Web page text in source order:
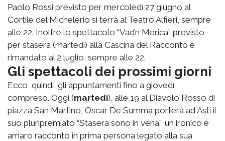
Paolo Rossi previsto per mercoledì 27 giugno al
Cortile del Michelerio si terrà al Teatro Alfieri, sempre
alle 22. Inoltre lo spettacolo “Vad’n Merica” previsto
per stasera (martedì) alla Cascina del Racconto è
rimandato al 2 luglio, sempre alle 22.
Gli spettacoli dei prossimi giorni
Ecco, quindi, gli appuntamenti fino a giovedì
compreso. Oggi (martedì), alle 19 al Diavolo Rosso di
piazza San Martino, Oscar De Summa porterà ad Asti il
suo pluripremiato “Stasera sono in vena”, un ironico e
amaro racconto in prima persona legato alla sua